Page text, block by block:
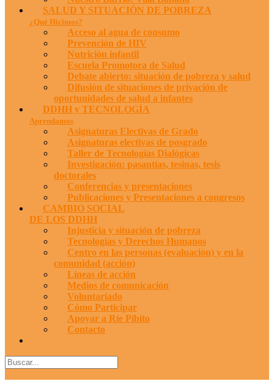
SALUD Y SITUACIÓN DE POBREZA
¿Qué Hicimos?
Acceso al agua de consumo
Prevención de HIV
Nutrición infantil
Escuela Promotora de Salud
Debate abierto: situación de pobreza y salud
Difusión de situaciones de privación de
oportunidades de salud a infantes
DDHH y TECNOLOGÍA
Aprendamos
Asignaturas Electivas de Grado
Asignaturas electivas de posgrado
Taller de Tecnologías Dialógicas
Investigación: pasantías, tesinas, tesis
doctorales
Conferencias y presentaciones
Publicaciones y Presentaciones a congresos
CAMBIO SOCIAL
DE LOS DDHH
Injusticia y situación de pobreza
Tecnologías y Derechos Humanos
Centro en las personas (evaluación) y en la
comunidad (acción)
Líneas de acción
Medios de comunicación
Voluntariado
Cómo Participar
Apoyar a Ríe Pibito
Contacto